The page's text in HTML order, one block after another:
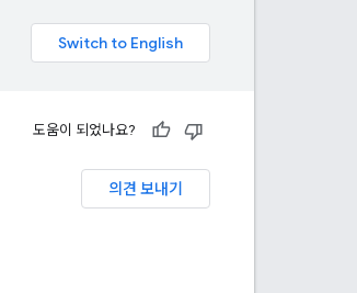
도움이 되었나요?
의견 보내기